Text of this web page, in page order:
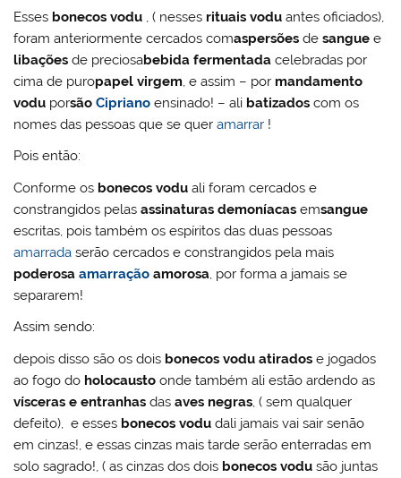
Esses bonecos vodu , ( nesses rituais vodu antes oficiados),
foram anteriormente cercados comaspersões de sangue e
libações de preciosabebida fermentada celebradas por
cima de puropapel virgem, e assim – por mandamento
vodu porsãoCipriano ensinado! – ali batizados com os
nomes das pessoas que se queramarrar !
Pois então:
Conforme os bonecos vodu ali foram cercados e
constrangidos pelasassinaturas demoníacas emsangue
escritas, pois também os espíritos das duas pessoas
amarrada serão cercados e constrangidos pela mais
poderosaamarração amorosa, por forma a jamais se
separarem!
Assim sendo:
depois disso são os dois bonecos vodu atirados e jogados
ao fogo do holocausto onde também ali estão ardendo as
vísceras e entranhas dasaves negras, ( sem qualquer
defeito), e esses bonecos vodudali jamais vai sair senão
em cinzas!, e essas cinzas mais tarde serão enterradas em
solo sagrado!, ( as cinzas dos dois bonecos vodu são juntas